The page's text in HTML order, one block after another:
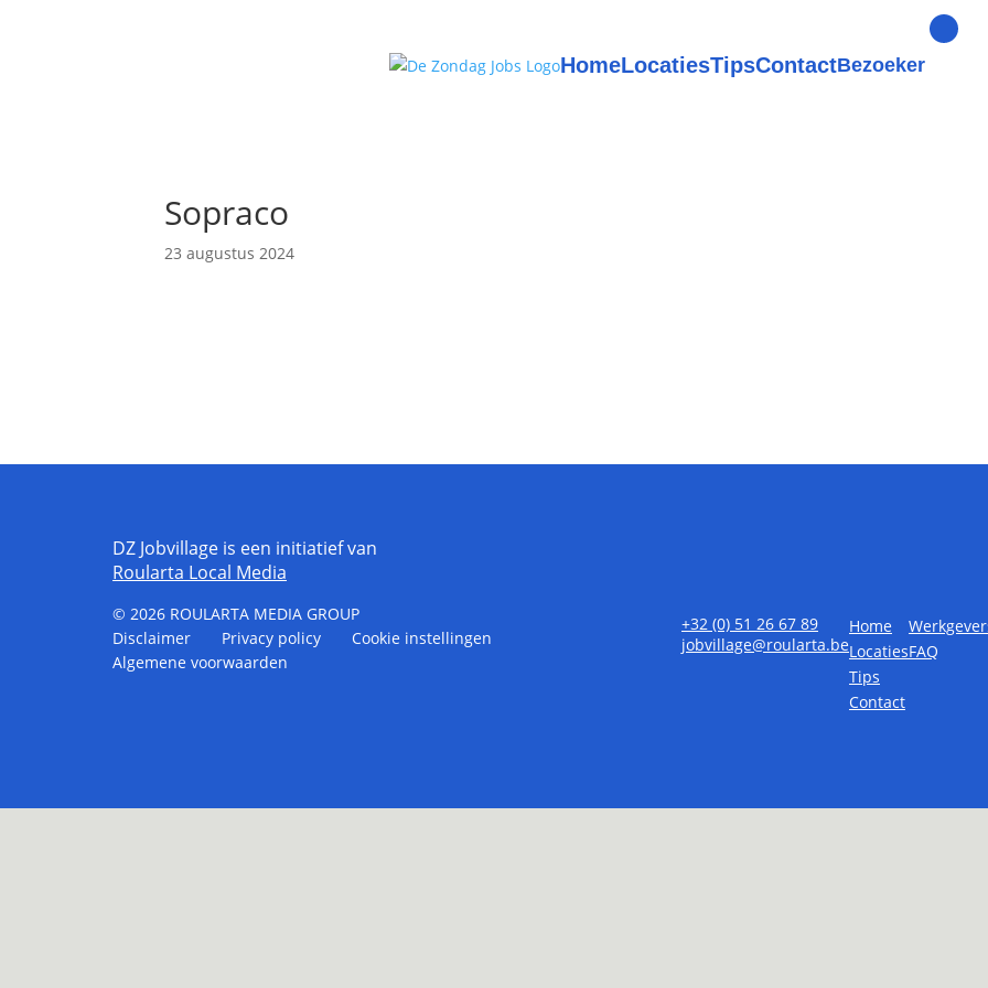
HomeLocatiesTipsContactBezoeker
Sopraco
23 augustus 2024
DZ Jobvillage is een initiatief van
Roularta Local Media
© 2026 ROULARTA MEDIA GROUP
Disclaimer
Privacy policy
Cookie instellingen
Algemene voorwaarden
+32 (0) 51 26 67 89
jobvillage@roularta.be
Home
Locaties
Tips
Contact
FAQ